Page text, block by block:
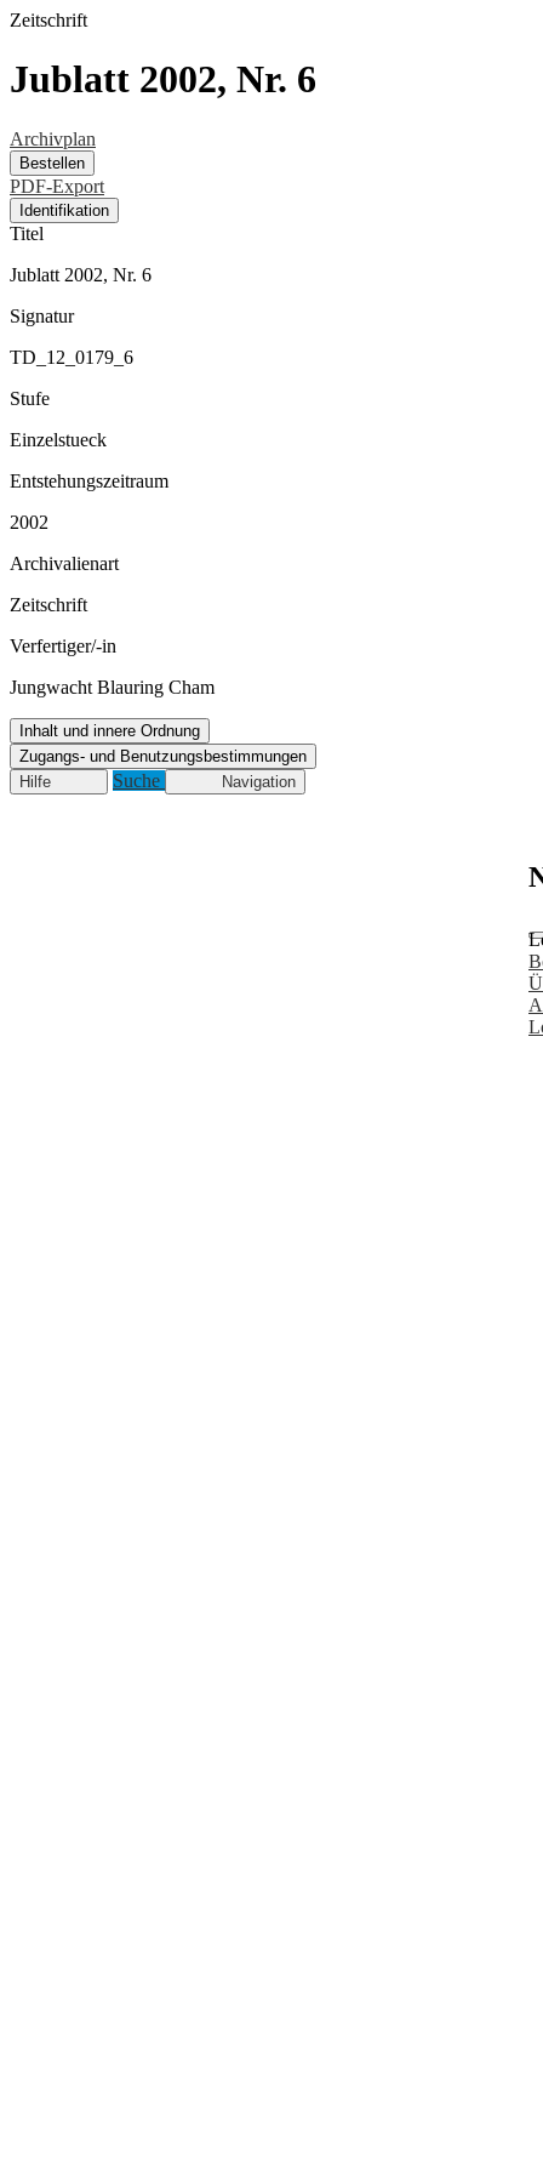
Zeitschrift
Jublatt 2002, Nr. 6
Archivplan
Bestellen
PDF-Export
Identifikation
Titel
Jublatt 2002, Nr. 6
Signatur
TD_12_0179_6
Stufe
Einzelstueck
Entstehungszeitraum
2002
Archivalienart
Zeitschrift
Verfertiger/-in
Jungwacht Blauring Cham
Inhalt und innere Ordnung
Zugangs- und Benutzungsbestimmungen
Hilfe
Suche Navigation